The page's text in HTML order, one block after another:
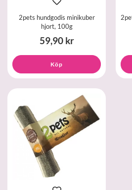
2pets hundgodis minikuber
hjort, 100g
59,90 kr
Köp